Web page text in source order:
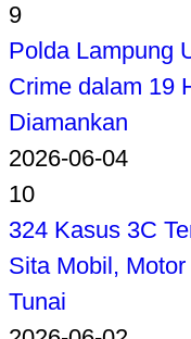
9
Polda Lampung
Crime dalam 19
Diamankan
2026-06-04
10
324 Kasus 3C
Sita Mobil,
Tunai